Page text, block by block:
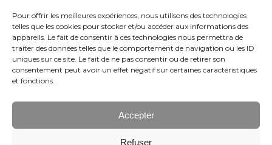
Pour offrir les meilleures expériences, nous utilisons des technologies
telles que les cookies pour stocker et/ou accéder aux informations des
appareils. Le fait de consentir à ces technologies nous permettra de
traiter des données telles que le comportement de navigation ou les ID
uniques sur ce site. Le fait de ne pas consentir ou de retirer son
consentement peut avoir un effet négatif sur certaines caractéristiques
et fonctions.
Accepter
Refuser
Horaires :sur rendez-vous.